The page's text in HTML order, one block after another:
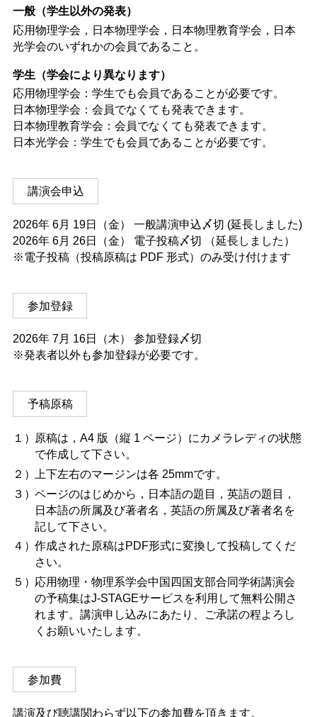
一般（学生以外の発表）
応用物理学会，日本物理学会，日本物理教育学会，日本
光学会のいずれかの会員であること。
学生（学会により異なります）
応用物理学会：学生でも会員であることが必要です。
日本物理学会：会員でなくても発表できます。
日本物理教育学会：会員でなくても発表できます。
日本光学会：学生でも会員であることが必要です。
講演会申込
2026年 6月 19日（金） 一般講演申込〆切 (延長しました)
2026年 6月 26日（金） 電子投稿〆切 （延長しました）
※電子投稿（投稿原稿は PDF 形式）のみ受け付けます
参加登録
2026年 7月 16日（木） 参加登録〆切
※発表者以外も参加登録が必要です。
予稿原稿
１） 原稿は，A4 版（縦 1 ページ）にカメラレディの状態
で作成して下さい。
２）
上下左右のマージンは各 25mmです。
３）ページのはじめから，日本語の題目，英語の題目，
日本語の所属及び著者名，英語の所属及び著者名を
記して下さい。
４）作成された原稿はPDF形式に変換して投稿してくだ
さい。
５） 応用物理・物理系学会中国四国支部合同学術講演会
の予稿集はJ-STAGEサービスを利用して無料公開さ
れます。講演申し込みにあたり、ご承諾の程よろし
くお願いいたします。
参加費
講演及び聴講関わらず以下の参加費を頂きます。